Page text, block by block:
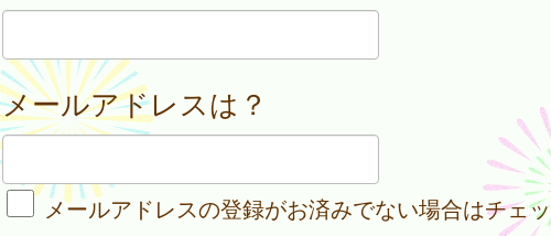
メールアドレスは？
メールアドレスの登録がお済みでない場合はチェ